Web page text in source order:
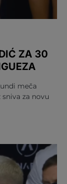
ZA 30
meča
za novu